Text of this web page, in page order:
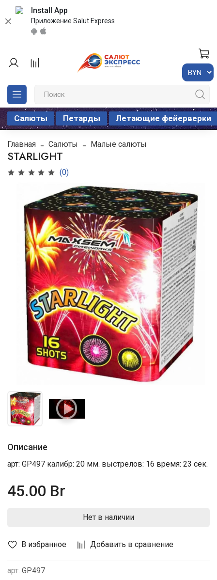
Install App
Приложение Salut Express
Салюты Петарды Летающие фейерверки
Главная Салюты Малые салюты
STARLIGHT
(0)
В избранное Добавить в сравнение
арт. GP497
Описание
арт: GP497 калибр: 20 мм. выстрелов: 16 время: 23 сек.
45.00 Br
Нет в наличии